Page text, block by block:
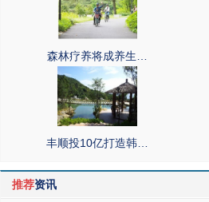
森林疗养将成养生…
丰顺投10亿打造韩…
推荐资讯